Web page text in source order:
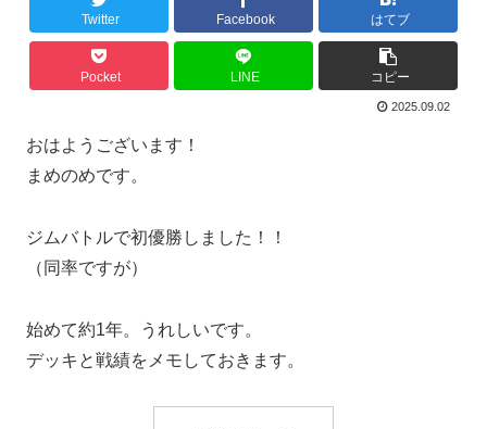
Twitter Facebook はてブ
Pocket LINE コピー
2025.09.02
おはようございます！
まめのめです。
ジムバトルで初優勝しました！！
（同率ですが）
始めて約1年。うれしいです。
デッキと戦績をメモしておきます。